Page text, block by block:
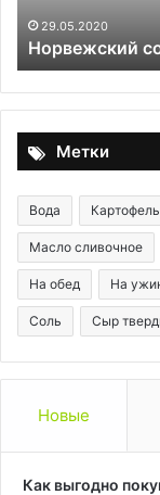
29.05.2020
Норвежский
Метки
Вода Картофель
Масло сливочное
На обед На
Соль Сыр
Новые
Как выгодно